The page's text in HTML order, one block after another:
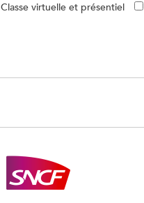
Classe virtuelle et présentiel